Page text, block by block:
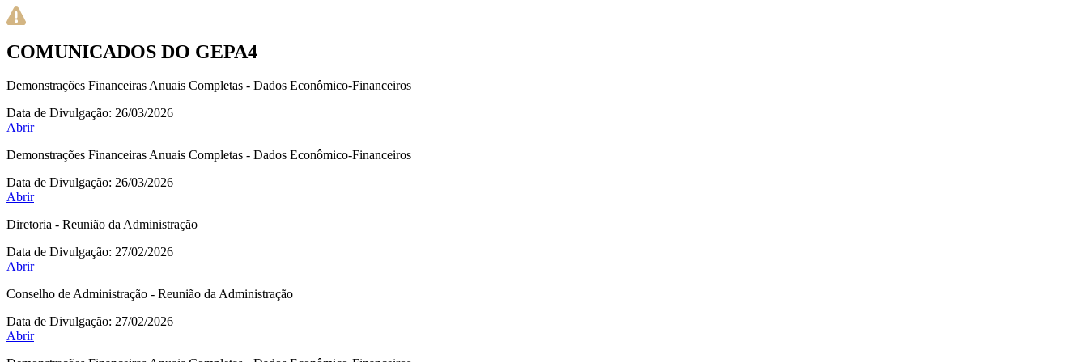
COMUNICADOS DO GEPA4
Demonstrações Financeiras Anuais Completas - Dados Econômico-Financeiros
Data de Divulgação: 26/03/2026
Abrir
Demonstrações Financeiras Anuais Completas - Dados Econômico-Financeiros
Data de Divulgação: 26/03/2026
Abrir
Diretoria - Reunião da Administração
Data de Divulgação: 27/02/2026
Abrir
Conselho de Administração - Reunião da Administração
Data de Divulgação: 27/02/2026
Abrir